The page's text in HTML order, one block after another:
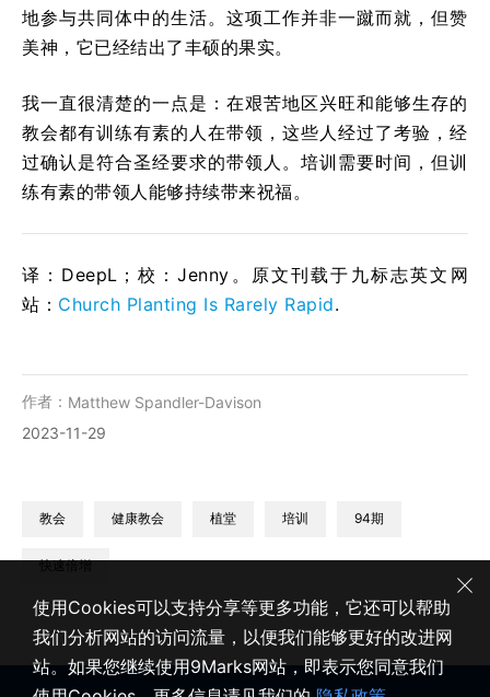
地参与共同体中的生活。这项工作并非一蹴而就，但赞
美神，它已经结出了丰硕的果实。
我一直很清楚的一点是：在艰苦地区兴旺和能够生存的
教会都有训练有素的人在带领，这些人经过了考验，经
过确认是符合圣经要求的带领人。培训需要时间，但训
练有素的带领人能够持续带来祝福。
译：DeepL；校：Jenny。原文刊载于九标志英文网
站： Church Planting Is Rarely Rapid.
作者： Matthew Spandler-Davison
2023-11-29
教会 健康教会 植堂 培训 94期
快速倍增
使用Cookies可以支持分享等更多功能，它还可以帮助
我们分析网站的访问流量，以便我们能够更好的改进网
站。如果您继续使用9Marks网站，即表示您同意我们